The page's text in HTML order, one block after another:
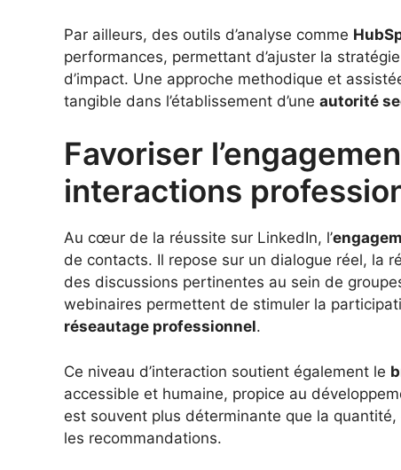
Par ailleurs, des outils d’analyse comme
performances, permettant d’ajuster la
d’impact. Une approche methodique et
tangible dans l’établissement d’une autorité
Favoriser
interactions
Au cœur de la réussite sur LinkedIn, l’
de contacts. Il repose sur un dialogue réel, la
des discussions pertinentes au sein de
webinaires permettent de stimuler la
réseautage professionnel.
Ce niveau d’interaction soutient également le
accessible et humaine, propice au
est souvent plus déterminante que la
les recommandations.